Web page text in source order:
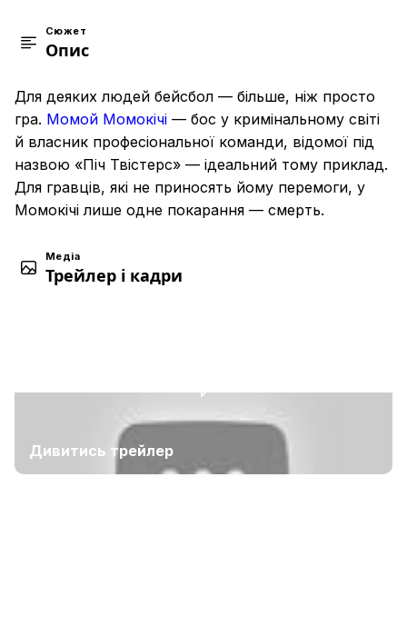
Сюжет
Опис
Для деяких людей бейсбол — більше, ніж просто
гра. Момой Момокічі — бос у кримінальному світі
й власник професіональної команди, відомої під
назвою «Піч Твістерс» — ідеальний тому приклад.
Для гравців, які не приносять йому перемоги, у
Момокічі лише одне покарання — смерть.
Медіа
Трейлер і кадри
Дивитись трейлер